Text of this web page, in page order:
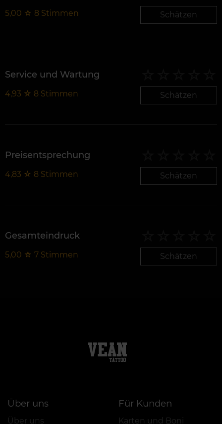
5,00 ☆ 8 Stimmen Schätzen
Service und Wartung
4,93 ☆ 8 Stimmen Schätzen
Preisentsprechung
4,83 ☆ 8 Stimmen Schätzen
Gesamteindruck
5,00 ☆ 7 Stimmen Schätzen
Über uns
Über uns
Für Kunden
Karten und Boni